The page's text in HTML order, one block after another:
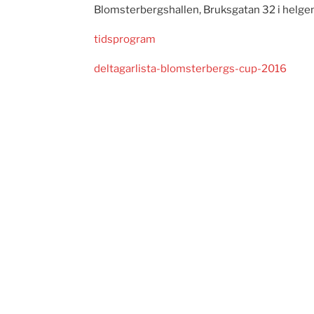
Blomsterbergshallen, Bruksgatan 32 i
tidsprogram
deltagarlista-blomsterbergs-cup-2016